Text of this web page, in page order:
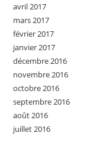
avril 2017
mars 2017
février 2017
janvier 2017
décembre 2016
novembre 2016
octobre 2016
septembre 2016
août 2016
juillet 2016